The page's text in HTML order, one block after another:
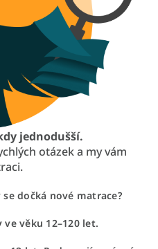
jednodušší.
otázek a my vám
dočká nové matrace?
věku 12–120 let.